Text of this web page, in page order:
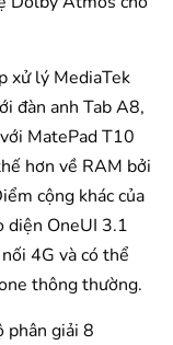
xử lý MediaTek
đàn anh Tab A8,
MatePad T10
hơn về RAM bởi
cộng khác của
diện OneUI 3.1
4G và có thể
thông thường.
phân giải 8